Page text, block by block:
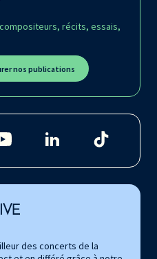
récits, essais,
nos publications
des concerts de la